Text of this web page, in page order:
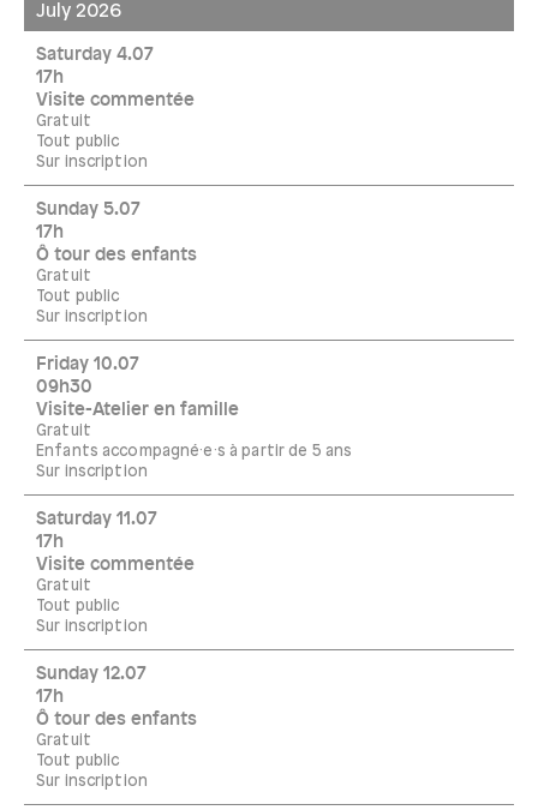
July 2026
Saturday 4.07
17h
Visite commentée
Gratuit
Tout public
Sur inscription
Sunday 5.07
17h
Ô tour des enfants
Gratuit
Tout public
Sur inscription
Friday 10.07
09h30
Visite-Atelier en famille
Gratuit
Enfants accompagné·e·s à partir de 5 ans
Sur inscription
Saturday 11.07
17h
Visite commentée
Gratuit
Tout public
Sur inscription
Sunday 12.07
17h
Ô tour des enfants
Gratuit
Tout public
Sur inscription